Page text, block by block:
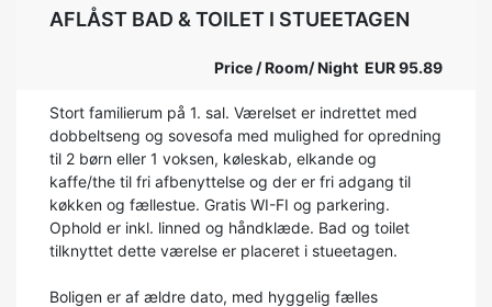
AFLÅST BAD & TOILET I STUEETAGEN
Price / Room/ Night EUR 95.89
Stort familierum på 1. sal. Værelset er indrettet med
dobbeltseng og sovesofa med mulighed for opredning
til 2 børn eller 1 voksen, køleskab, elkande og
kaffe/the til fri afbenyttelse og der er fri adgang til
køkken og fællestue. Gratis WI-FI og parkering.
Ophold er inkl. linned og håndklæde. Bad og toilet
tilknyttet dette værelse er placeret i stueetagen.
Boligen er af ældre dato, med hyggelig fælles